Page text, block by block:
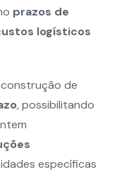
prazos de
logísticos
de
, possibilitando
específicas